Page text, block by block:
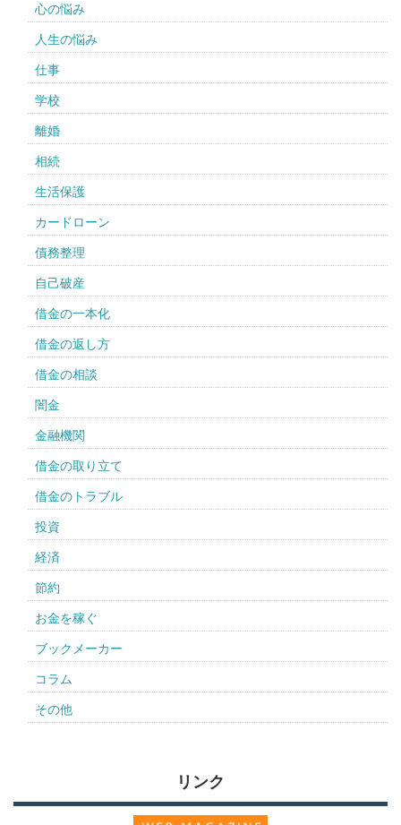
心の悩み
人生の悩み
仕事
学校
離婚
相続
生活保護
カードローン
債務整理
自己破産
借金の一本化
借金の返し方
借金の相談
闇金
金融機関
借金の取り立て
借金のトラブル
投資
経済
節約
お金を稼ぐ
ブックメーカー
コラム
その他
リンク